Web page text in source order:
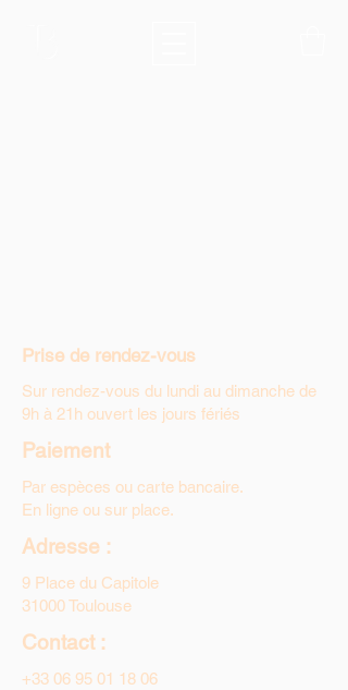
Prise de rendez-vous
Sur rendez-vous du lundi au dimanche de
9h à 21h ouvert les jours fériés
Paiement
Par espèces ou carte bancaire.
En ligne ou sur place.
Adresse :
9 Place du Capitole
31000 Toulouse
Contact :
+33 06 95 01 18 06